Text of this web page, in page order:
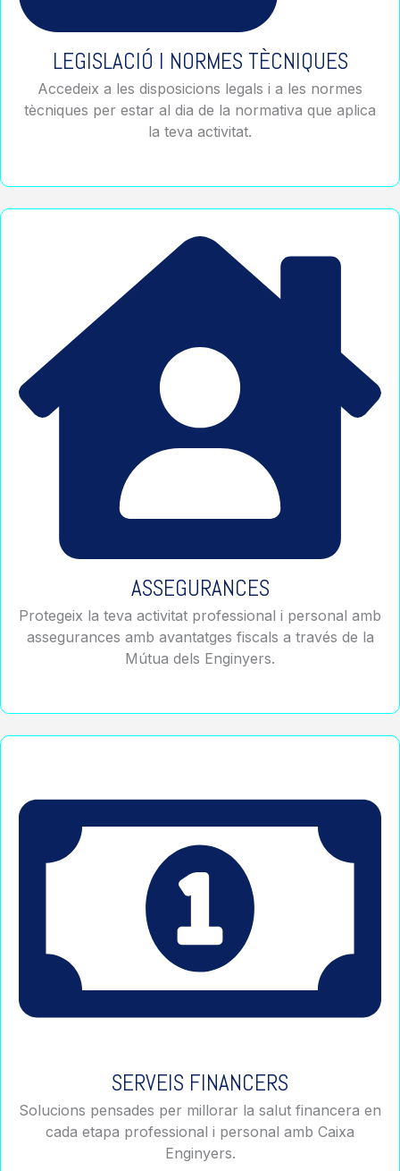
LEGISLACIÓ I NORMES TÈCNIQUES
Accedeix a les disposicions legals i a les normes
tècniques per estar al dia de la normativa que aplica
la teva activitat.
ASSEGURANCES
Protegeix la teva activitat professional i personal amb
assegurances amb avantatges fiscals a través de la
Mútua dels Enginyers.
SERVEIS FINANCERS
Solucions pensades per millorar la salut financera en
cada etapa professional i personal amb Caixa
Enginyers.